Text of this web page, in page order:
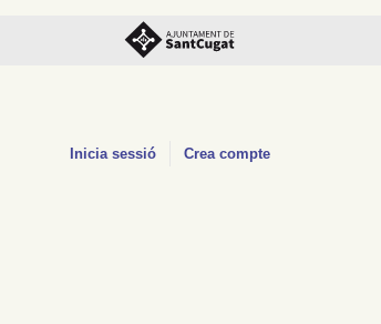
Inicia sessió Crea compte